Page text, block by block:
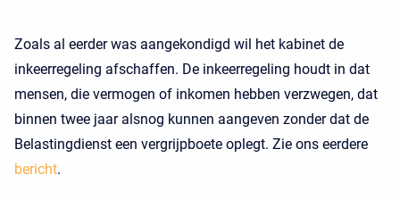
Zoals al eerder was aangekondigd wil het kabinet de
inkeerregeling afschaffen. De inkeerregeling houdt in dat
mensen, die vermogen of inkomen hebben verzwegen, dat
binnen twee jaar alsnog kunnen aangeven zonder dat de
Belastingdienst een vergrijpboete oplegt. Zie ons eerdere
bericht.